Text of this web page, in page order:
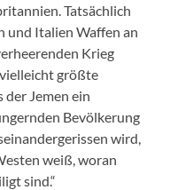
Tatsächlich
und Italien Waffen an
Krieg
größte
der Jemen ein
Bevölkerung
wird,
weiß, woran
sind.“